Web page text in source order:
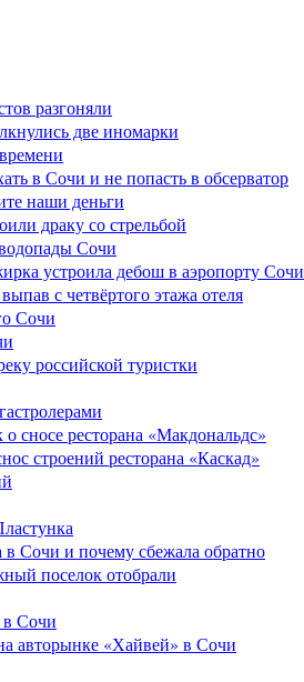
разгоняли
две иномарки
в Сочи и не попасть в обсерватор
наши деньги
драку со стрельбой
Сочи
устроила дебош в аэропорту Сочи
с четвёртого этажа отеля
Сочи
российской туристки
сносе ресторана «Макдональдс»
строений ресторана «Каскад»
Сочи и почему сбежала обратно
поселок отобрали
Сочи
авторынке «Хайвей» в Сочи